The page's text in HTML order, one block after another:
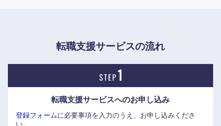
もさることながら、具体的かつ実現可能な解決策を提案する
力が必要となる。
長いお付き合いをする中で、同社グループの様々なサービス
をワンストップで提供し、双方にとって良い関係を構築す
これからの同社の成長戦略と自分をかさね合わせて、「もっ
転職支援サービスの流れ
転職支援サービスへのお申し込み
登録フォームに必要事項を入力のうえ、お申し込みくださ
い。
滋賀県 京都府
奈良県 和歌山県